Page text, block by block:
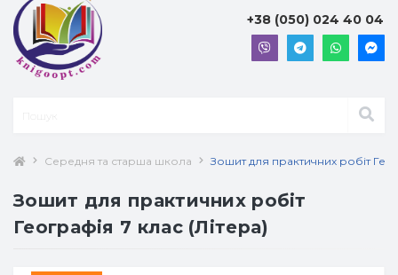
+38 (050) 024 40 04
Середня та старша школа Зошит для практичних робіт
Зошит для практичних робіт
Географія 7 клас (Літера)